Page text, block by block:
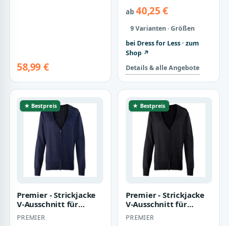
58,99 €
ab40,25 €
9 Varianten · Größen
bei Dress for Less · zum
Shop ↗
Details & alle Angebote
★ Bestpreis
Premier - Strickjacke
V-Ausschnitt für
Damen (Marineblau)
PREMIER
★ Bestpreis
Premier - Strickjacke
V-Ausschnitt für
Damen (Schwarz)
PREMIER